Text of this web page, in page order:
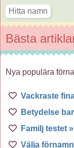
Bästa
Nya populära
Vackraste
Betydelse
Familj testet »
Välja